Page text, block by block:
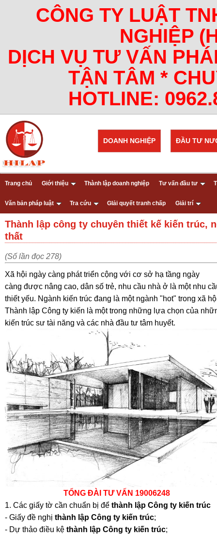
CÔNG TY LUẬT
NGHIỆP
DỊCH VỤ TƯ VẤN
TẬN TÂM *
HOTLINE:
ĐẦU TƯ
DOANH NGHIỆP
Trang chủ Giới thiệu Thành lập doanh nghiệp Tư vấn đầu tư
Văn bản pháp luật Tra cứu GIải quyết tranh chấp Giải trí
Thành lập công ty chuyên thiết kế kiến trúc,
thất
(Số lần đọc 278)
Xã hội ngày càng phát triển cộng với cơ sở hạ tầng ngày
càng được nâng cao, dân số trẻ, nhu cầu nhà ở là một nhu
thiết yếu. Ngành kiến trúc đang là một ngành "hot" trong xã
Thành lập Công ty kiến là một trong những lựa chọn của
kiến trúc sư tài năng và các nhà đầu tư tâm huyết.
TỔNG ĐÀI TƯ VẤN 19006248
1. Các giấy tờ cần chuẩn bị để thành lập Công ty kiến trúc
- Giấy đề nghị thành lập Công ty kiến trúc;
- Dự thảo điều kệ thành lập Công ty kiến trúc;